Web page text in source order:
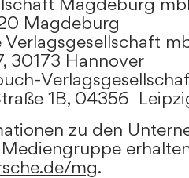
Magdeburg
30173 Hannover
1B, 04356
zu den
mg.